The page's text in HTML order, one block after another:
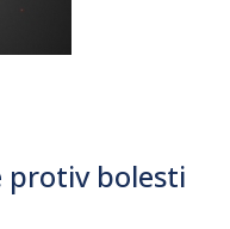
protiv bolesti